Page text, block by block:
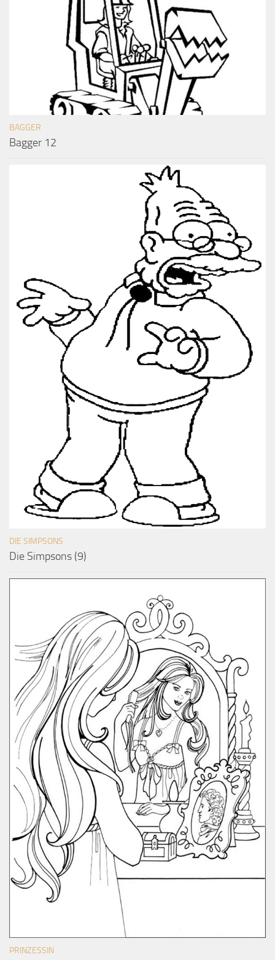
BAGGER
Bagger 12
DIE SIMPSONS
Die Simpsons (9)
PRINZESSIN